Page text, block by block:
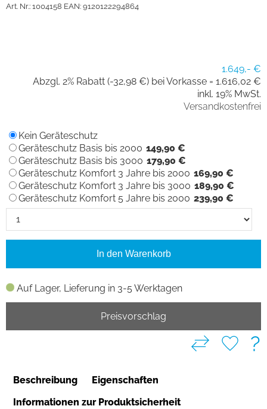
Art. Nr.: 1004158 EAN: 9120122294864
1.649,- €
Abzgl. 2% Rabatt (-32,98 €) bei Vorkasse = 1.616,02 €
inkl. 19% MwSt.
Versandkostenfrei
Auf Lager, Lieferung in 3-5 Werktagen
Kein Geräteschutz
Geräteschutz Basis bis 2000 149,90 €
Geräteschutz Basis bis 3000 179,90 €
Geräteschutz Komfort 3 Jahre bis 2000 169,90 €
Geräteschutz Komfort 3 Jahre bis 3000 189,90 €
Geräteschutz Komfort 5 Jahre bis 2000 239,90 €
In den Warenkorb
Preisvorschlag
?
Beschreibung
Eigenschaften
Informationen zur Produktsicherheit